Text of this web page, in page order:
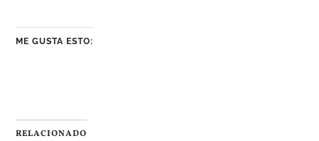
ME GUSTA ESTO:
RELACIONADO